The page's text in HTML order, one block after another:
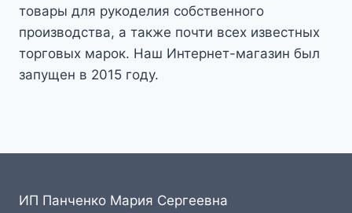
товары для рукоделия собственного
производства, а также почти всех известных
торговых марок. Наш Интернет-магазин был
запущен в 2015 году.
ИП Панченко Мария Сергеевна